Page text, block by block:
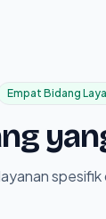
Empat Bidang